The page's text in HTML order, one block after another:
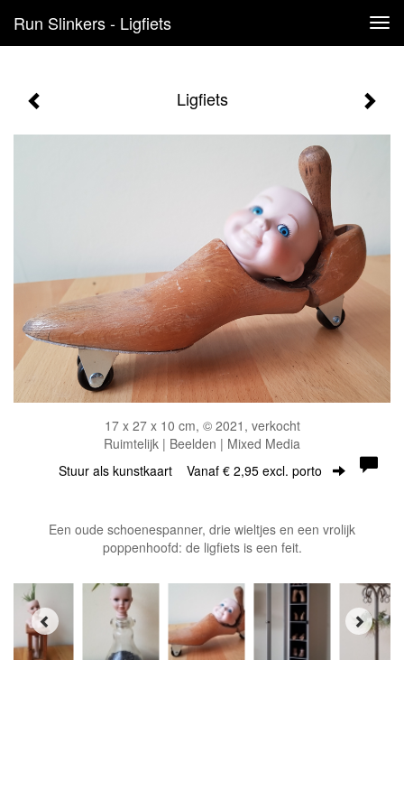
Run Slinkers - Ligfiets
Ligfiets
17 x 27 x 10 cm, © 2021, verkocht
Ruimtelijk | Beelden | Mixed Media
Stuur als kunstkaart Vanaf € 2,95 excl. porto
Een oude schoenespanner, drie wieltjes en een vrolijk
poppenhoofd: de ligfiets is een feit.